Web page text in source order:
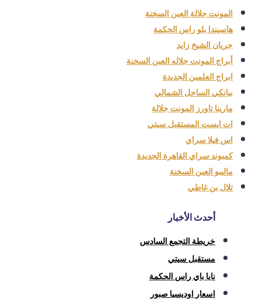
المونت جلالة العين السخنة
هاسيندا بلو راس الحكمة
جريان الشيخ زايد
أبراج المونت جلاله العين السخنة
ابراج العلمين الجديدة
بيانكي الساحل الشمالي
مارينا تاورز المونت جلالة
ات ايست المستقبل سيتي
اس فيلا سراي
كمبوند سراي القاهرة الجديدة
ماليبو العين السخنة
تلال بن غاطي
أحدث الأخبار
خريطة التجمع السادس
مستقبل سيتي
نايا باي راس الحكمة
اسعار اوديسيا صبور